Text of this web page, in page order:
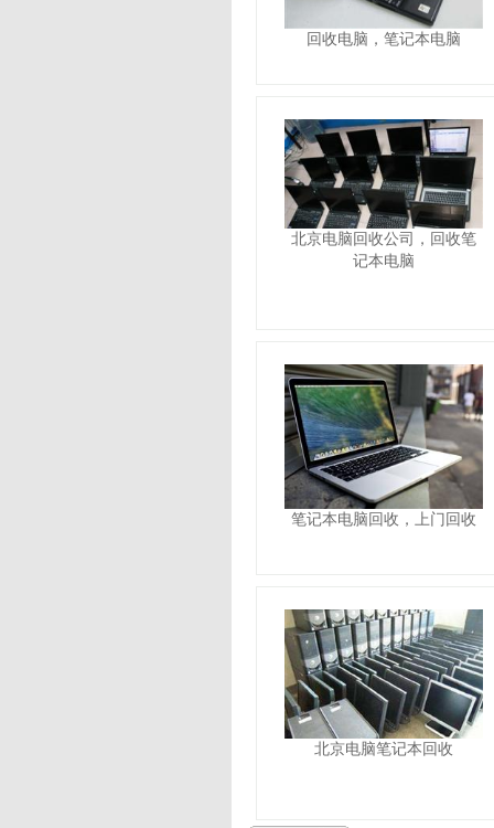
回收电脑，笔记本电脑
北京电脑回收公司，回收笔
记本电脑
笔记本电脑回收，上门回收
北京电脑笔记本回收